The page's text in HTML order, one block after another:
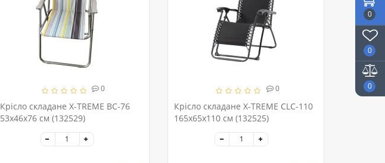
0
0
0
0
Крісло складане X-TREME BC-76
53х46х76 см (132529)
0
Крісло складане X-TREME CLC-110
165х65х110 см (132525)